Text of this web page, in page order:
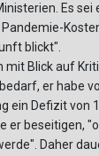
Es sei
blickt".
mit Blick auf
er habe
ein Defizit von
er beseitigen,
Daher